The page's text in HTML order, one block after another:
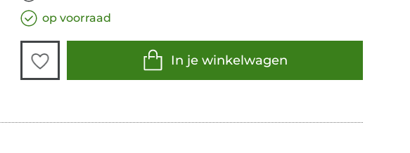
op voorraad
In je winkelwagen